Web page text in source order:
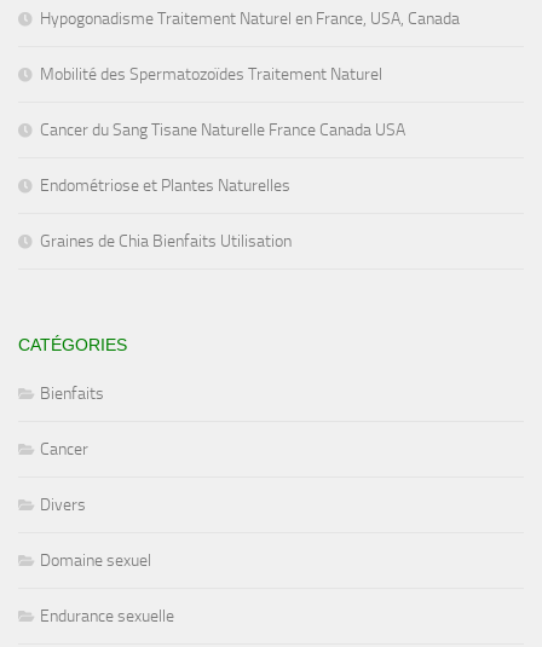
Hypogonadisme Traitement Naturel en France, USA, Canada
Mobilité des Spermatozoïdes Traitement Naturel
Cancer du Sang Tisane Naturelle France Canada USA
Endométriose et Plantes Naturelles
Graines de Chia Bienfaits Utilisation
CATÉGORIES
Bienfaits
Cancer
Divers
Domaine sexuel
Endurance sexuelle